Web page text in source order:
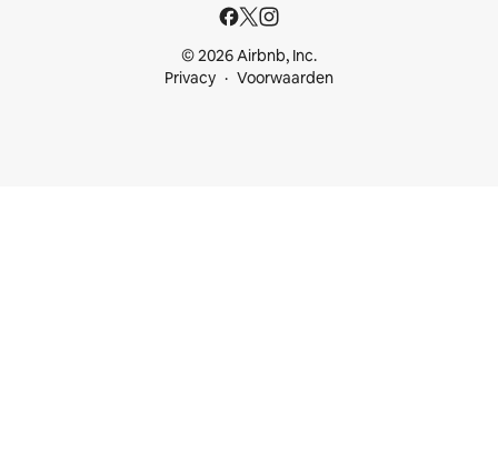
© 2026 Airbnb, Inc.
Privacy
Voorwaarden